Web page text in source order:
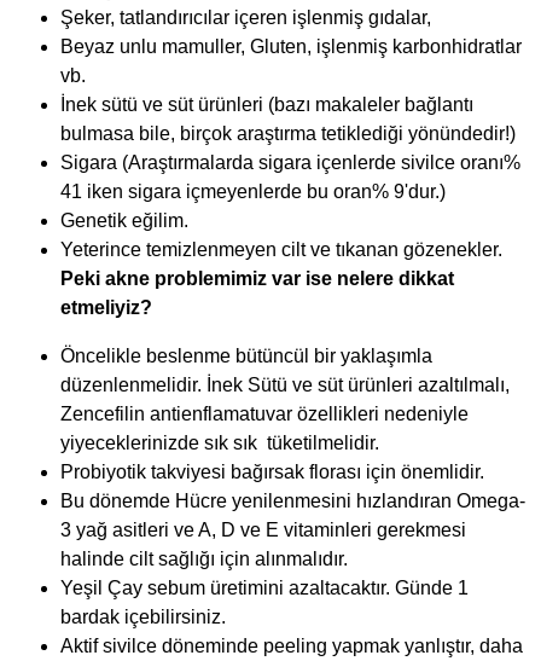
Şeker, tatlandırıcılar içeren işlenmiş gıdalar,
Beyaz unlu mamuller, Gluten, işlenmiş karbonhidratlar
vb.
İnek sütü ve süt ürünleri (bazı makaleler bağlantı
bulmasa bile, birçok araştırma tetiklediği yönündedir!)
Sigara (Araştırmalarda sigara içenlerde sivilce oranı%
41 iken sigara içmeyenlerde bu oran% 9'dur.)
Genetik eğilim.
Yeterince temizlenmeyen cilt ve tıkanan gözenekler.
Peki akne problemimiz var ise nelere dikkat
etmeliyiz?
Öncelikle beslenme bütüncül bir yaklaşımla
düzenlenmelidir. İnek Sütü ve süt ürünleri azaltılmalı,
Zencefilin antienflamatuvar özellikleri nedeniyle
yiyeceklerinizde sık sık tüketilmelidir.
Probiyotik takviyesi bağırsak florası için önemlidir.
Bu dönemde Hücre yenilenmesini hızlandıran Omega-
3 yağ asitleri ve A, D ve E vitaminleri gerekmesi
halinde cilt sağlığı için alınmalıdır.
Yeşil Çay sebum üretimini azaltacaktır. Günde 1
bardak içebilirsiniz.
Aktif sivilce döneminde peeling yapmak yanlıştır, daha